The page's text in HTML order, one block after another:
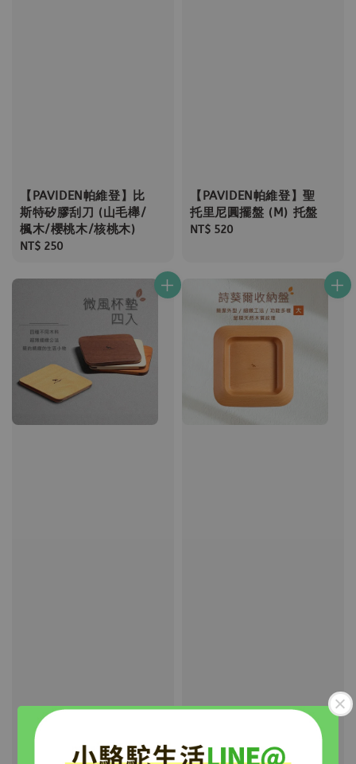
【PAVIDEN帕維登】比
斯特矽膠刮刀 (山毛櫸/
楓木/櫻桃木/核桃木)
Regular
NT$ 250
【PAVIDEN帕維登】聖
托里尼圓擺盤 (M) 托盤
Regular
NT$ 520
【PAVIDEN帕維登】微
【PAVIDEN帕維登】詩